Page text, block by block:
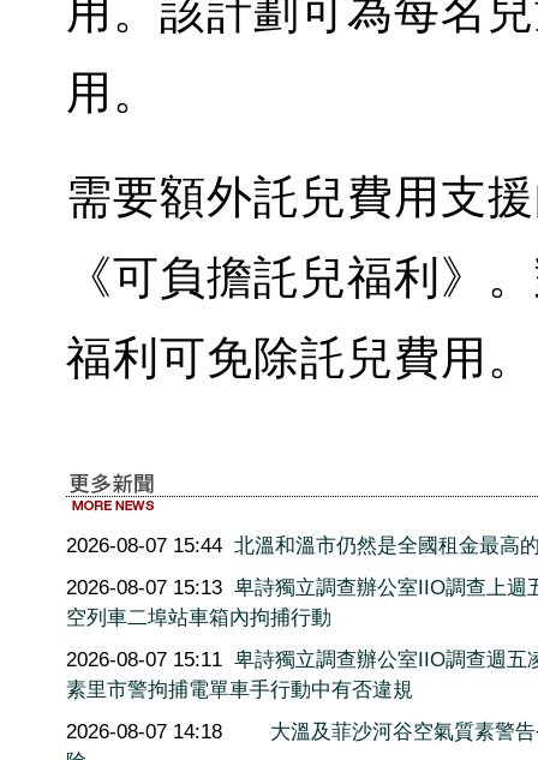
用。該計劃可為每名
用。
需要額外託兒費用支
《可負擔託兒福利》
福利可免除託兒費用。
2026-08-07 15:44 北溫和溫市仍然是全國租金最高
2026-08-07 15:13 卑詩獨立調查辦公室IIO調查上週
空列車二埠站車箱內拘捕行動
2026-08-07 15:11 卑詩獨立調查辦公室IIO調查週五
素里市警拘捕電單車手行動中有否違規
2026-08-07 14:18
大溫及菲沙河谷空氣質素警